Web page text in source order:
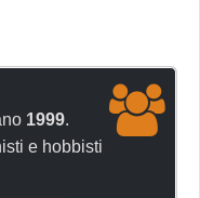
1999.
e hobbisti